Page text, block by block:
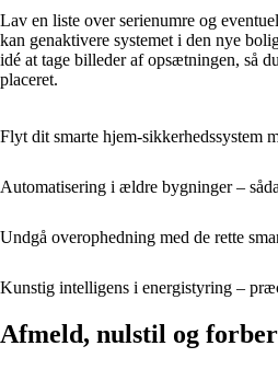
Lav en liste over serienumre og
kan genaktivere systemet i den nye
idé at tage billeder af opsætningen, så
placeret.
Flyt dit smarte hjem-sikkerhedssystem
Automatisering i ældre bygninger –
Undgå overophedning med de rette
Kunstig intelligens i energistyring –
Afmeld, nulstil og